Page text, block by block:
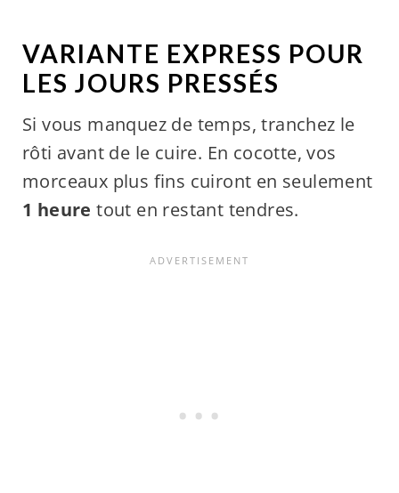
VARIANTE EXPRESS POUR
LES JOURS PRESSÉS
Si vous manquez de temps, tranchez le
rôti avant de le cuire. En cocotte, vos
morceaux plus fins cuiront en seulement
1 heure tout en restant tendres.